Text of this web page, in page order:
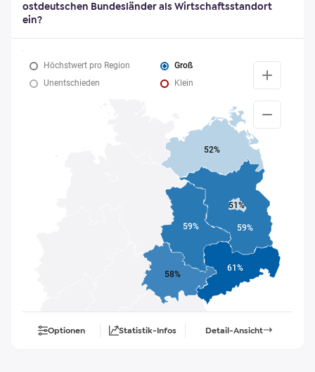
ostdeutschen Bundesländer als Wirtschaftsstandort
ein?
Höchstwert pro Region
Groß
Unentschieden
Klein
51%
59%
52%
59%
61%
58%
Optionen Statistik-Infos Detail-Ansicht